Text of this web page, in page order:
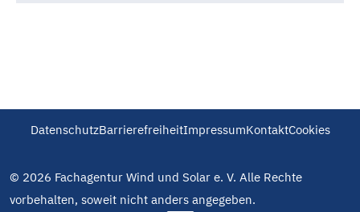
DatenschutzBarrierefreiheitImpressumKontaktCookies
© 2026 Fachagentur Wind und Solar e. V. Alle Rechte
vorbehalten, soweit nicht anders angegeben.